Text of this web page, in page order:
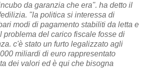
da garanzia che era". ha detto il
"la politica si interessa di
modi di pagamento stabiliti da letta e
problema del carico fiscale fosse di
c'è stato un furto legalizzato agli
miliardi di euro rappresentato
dei valori ed è qui che bisogna